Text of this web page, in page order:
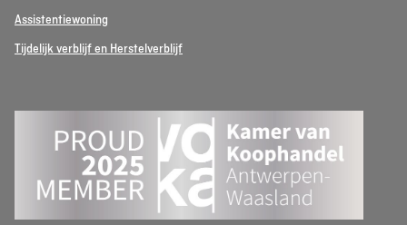
Assistentiewoning
Tijdelijk verblijf en Herstelverblijf